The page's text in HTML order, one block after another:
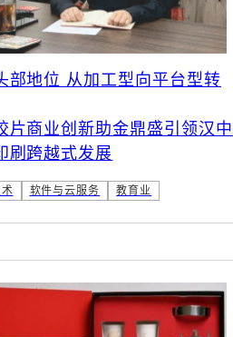
部地位 从加工型向平台型转
片商业创新助金鼎盛引领汉中
刷跨越式发展
软件与云服务 教育业